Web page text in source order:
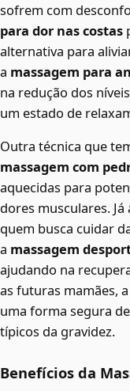
sofrem com
para dor nas costas
alternativa para
a massagem para
na redução dos
um estado de
Outra técnica que
massagem com
aquecidas para
dores musculares. Já
quem busca cuidar
a massagem
ajudando na
as futuras mamães, a
uma forma segura
típicos da gravidez.
Benefícios da